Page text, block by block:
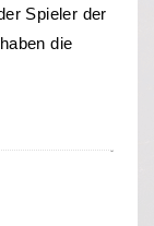
Spieler der
die